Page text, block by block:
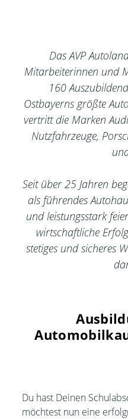
Das AVP
Mitarbeiterinnen und
160
Ostbayerns größte
vertritt die Marken
Nutzfahrzeuge,
Seit über 25 Jahren
als führendes
und leistungsstark
wirtschaftliche
stetiges und sicheres
Du hast Deinen
möchtest nun eine